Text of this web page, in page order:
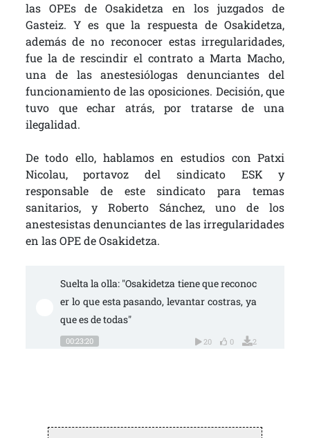
las OPEs de Osakidetza en los juzgados de
Gasteiz. Y es que la respuesta de Osakidetza,
además de no reconocer estas irregularidades,
fue la de rescindir el contrato a Marta Macho,
una de las anestesiólogas denunciantes del
funcionamiento de las oposiciones. Decisión, que
tuvo que echar atrás, por tratarse de una
ilegalidad.
De todo ello, hablamos en estudios con Patxi
Nicolau, portavoz del sindicato ESK y
responsable de este sindicato para temas
sanitarios, y Roberto Sánchez, uno de los
anestesistas denunciantes de las irregularidades
en las OPE de Osakidetza.
Suelta la olla: "Osakidetza tiene que reconoc
er lo que esta pasando, levantar costras, ya
que es de todas"
00:23:20 20 0 2